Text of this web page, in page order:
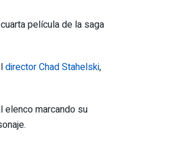
película de la saga
director Chad Stahelski,
elenco marcando su